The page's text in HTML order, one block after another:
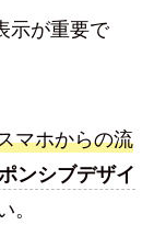
示が重要で
マホからの流
ンシブデザイ
。